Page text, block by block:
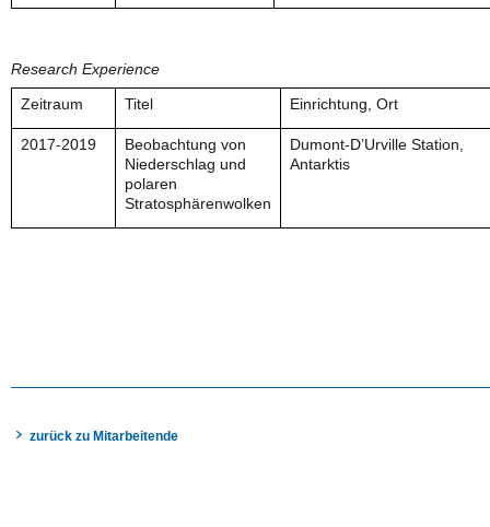
Research Experience
Zeitraum
Titel Einrichtung, Ort
2017-2019
Beobachtung von
Niederschlag und
polaren
Stratosphärenwolken
Dumont-D’Urville Station,
Antarktis
zurück zu Mitarbeitende